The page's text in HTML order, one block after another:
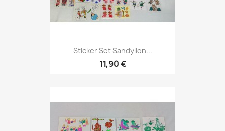
Sticker Set Sandylion...
11,90 €